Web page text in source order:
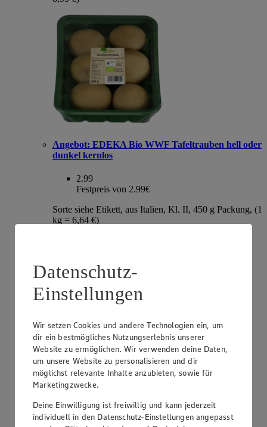
Angebot: EDEKA Bio WWF Tafeltrauben hell oder
dunkel kernlos
2.99
Festpreis von 2.99€
Sorte siehe Etikett, aus Italien, Kl. II, 450 g Packung, (1
kg = 6,64 €)
Angebot:EDEKA Genussmomente Tafeltrauben
rot kernlos "Candy Snaps"
2.99
Festpreis von 2.99€
Datenschutz-
Einstellungen
Wir setzen Cookies und andere Technologien ein, um
dir ein bestmögliches Nutzungserlebnis unserer
Website zu ermöglichen. Wir verwenden deine Daten,
um unsere Website zu personalisieren und dir
möglichst relevante Inhalte anzubieten, sowie für
Marketingzwecke.
Deine Einwilligung ist freiwillig und kann jederzeit
individuell in den Datenschutz-Einstellungen angepasst